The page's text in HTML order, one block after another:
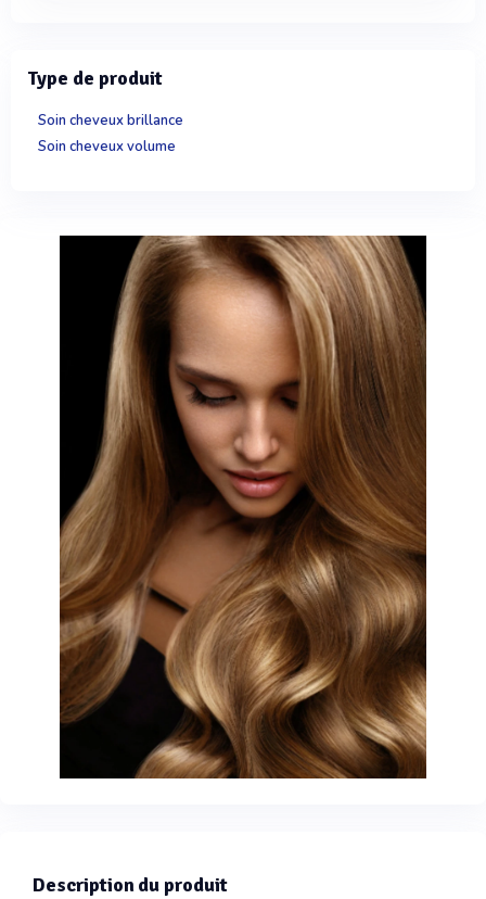
Description du produit
Type de produit
Soin cheveux brillance
Soin cheveux volume